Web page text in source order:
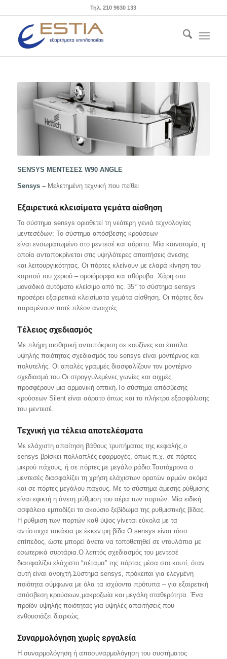
Τηλ. 210 9630 133
SENSYS ΜΕΝΤΕΣΕΣ W90 ANGLE
Sensys – Μελετημένη τεχνική που πείθει
Εξαιρετικά κλεισίματα γεμάτα αίσθηση
Το σύστημα sensys οριοθετεί τη νεότερη γενιά τεχνολογίας
μεντεσέδων: Το σύστημα απόσβεσης κρούσεων
είναι ενσωματωμένο στο μεντεσέ και αόρατο. Μία καινοτομία, η
οποία ανταποκρίνεται στις υψηλότερες απαιτήσεις άνεσης
και λειτουργικότητας. Οι πόρτες κλείνουν με ελαρά κίνηση του
καρπού του χεριού – ομοιόμορφα και αθόρυβα. Χάρη στο
μοναδικό αυτόματο κλείσιμο από τις. 35° το σύστημα sensys
προσέρει εξαιρετικά κλεισίματα γεμάτα αίσθηση. Οι πόρτες δεν
παραμένουν ποτέ πλέον ανοιχτές.
Τέλειος σχεδιασμός
Με πλήρη αισθητική ανταπόκριση σε κουζίνες και έπιπλα
υψηλής ποιότητας σχεδιασμός του sensys είναι μοντέρνος και
πολυτελής. Οι απαλές γραμμές διασφαλίζουν τον μοντέρνο
σχεδιασμό του.Οι στρογγυλεμένες γωνίες και αιχμές
προσφέρουν μια αρμονική οπτική.Το σύστημα απόσβεσης
κρούσεων Silent είναι αόρατο όπως και το πλήκτρο εξασφάλισης
του μεντεσέ.
Τεχνική για τέλεια αποτελέσματα
Με ελάχιστη απαίτηση βάθους τρυπήματος της κεφαλής,ο
sensys βρίσκει πολλαπλές εφαρμογές, όπως π.χ. σε πόρτες
μικρού πάχους, ή σε πόρτες με μεγάλο ράδιο.Ταυτόχρονα ο
μεντεσές διασφαλίζει τη χρήση ελάχιστων ορατών αρμών ακόμα
και σε πόρτες μεγάλου πάχους. Με το σύστημα άμεσης ρύθμισης
είναι εφικτή η άνετη ρύθμιση του αέρα των πορτών. Μία ειδική
ασφάλεια εμποδίζει το ακούσιο ξεβίδωμα της ρυθμιστικής βίδας.
Η ρύθμιση των πορτών καθ ύψος γίνεται εύκολα με τα
αντίστοιχα τακάκια με έκκεντρη βίδα.Ο sensys είναι τόσο
επίπεδος, ώστε μπορεί άνετα να τοποθετηθεί σε ντουλάπια με
εσωτερικά συρτάρια.Ο λεπτός σχεδιασμός του μεντεσέ
διασφαλίζει ελάχιστο “πέταμα” της πόρτας μέσα στο κουτί, όταν
αυτή είναι ανοιχτή.Σύστημα sensys, πρόκειται για ελεγμένη
ποιότητα σύμφωνα με όλα τα ισχύοντα πρότυπα – για εξαιρετική
απόσβεση κρούσεων,μακροζωία και μεγάλη σταθερότητα. Ένα
προϊόν υψηλής ποιότητας για υψηλές απαιτήσεις που
ενθουσιάζει διαρκώς.
Συναρμολόγηση χωρίς εργαλεία
Η συναρμολόγηση ή αποσυναρμολόγηση του συστήματος